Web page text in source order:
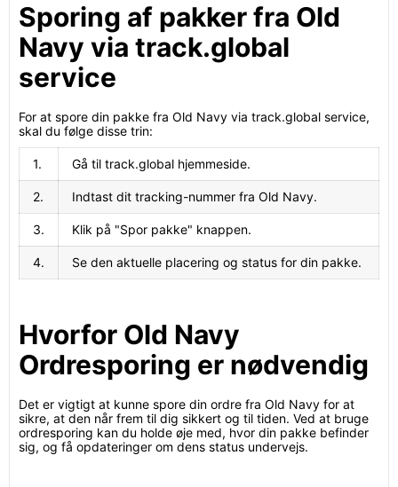
Sporing af pakker fra Old
Navy via track.global
service
For at spore din pakke fra Old Navy via track.global service,
skal du følge disse trin:
1. Gå til track.global hjemmeside.
2. Indtast dit tracking-nummer fra Old Navy.
3. Klik på "Spor pakke" knappen.
4. Se den aktuelle placering og status for din pakke.
Hvorfor Old Navy
Ordresporing er nødvendig
Det er vigtigt at kunne spore din ordre fra Old Navy for at
sikre, at den når frem til dig sikkert og til tiden. Ved at bruge
ordresporing kan du holde øje med, hvor din pakke befinder
sig, og få opdateringer om dens status undervejs.